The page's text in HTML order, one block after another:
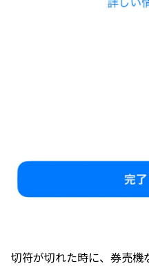
切符が切れた時に、券売機